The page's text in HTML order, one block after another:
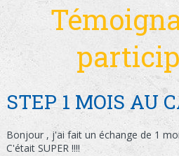
STEP 1 MOIS AU
Bonjour , j'ai fait un échange de 1
C'était SUPER !!!!